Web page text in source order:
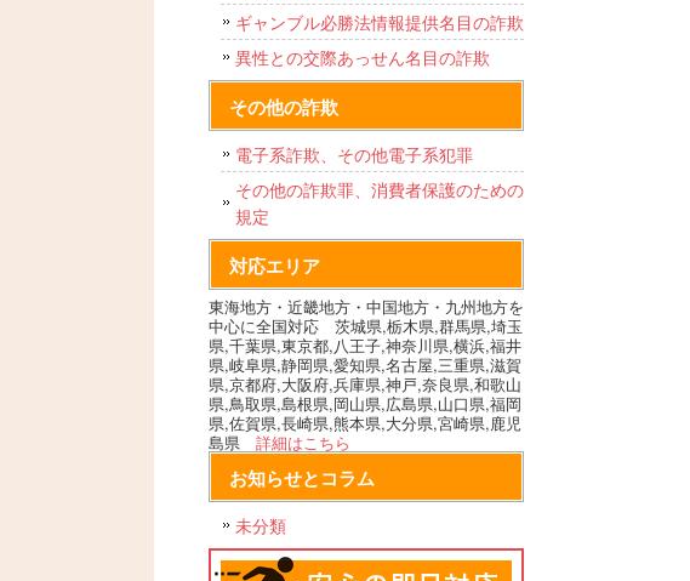
ギャンブル必勝法情報提供名目の詐欺
異性との交際あっせん名目の詐欺
その他の詐欺
電子系詐欺、その他電子系犯罪
その他の詐欺罪、消費者保護のための
規定
対応エリア
東海地方・近畿地方・中国地方・九州地方を
中心に全国対応 茨城県,栃木県,群馬県,埼玉
県,千葉県,東京都,八王子,神奈川県,横浜,福井
県,岐阜県,静岡県,愛知県,名古屋,三重県,滋賀
県,京都府,大阪府,兵庫県,神戸,奈良県,和歌山
県,鳥取県,島根県,岡山県,広島県,山口県,福岡
県,佐賀県,長崎県,熊本県,大分県,宮崎県,鹿児
島県 詳細はこちら
お知らせとコラム
未分類